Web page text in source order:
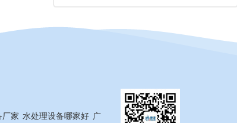
厂家 水处理设备哪家好 广